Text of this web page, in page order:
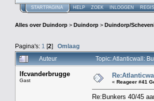
STARTPAGINA HELP ZOEK INLOGGEN
Alles over Duindorp > Duindorp > Duindorp/
Pagina's: 1 [2] Omlaag
Auteur
Topic: Atlanticwall:
lfcvanderbrugge
Gast « Reageer #41
Re:Bunkers 40/45